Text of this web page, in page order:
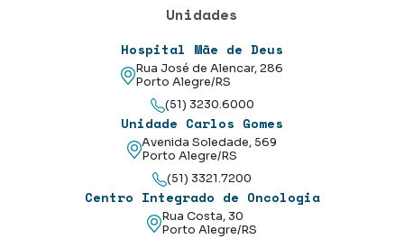
Unidades
Hospital Mãe de Deus
Rua José de Alencar, 286
Porto Alegre/RS
(51) 3230.6000
Unidade Carlos Gomes
Avenida Soledade, 569
Porto Alegre/RS
(51) 3321.7200
Centro Integrado de Oncologia
Rua Costa, 30
Porto Alegre/RS